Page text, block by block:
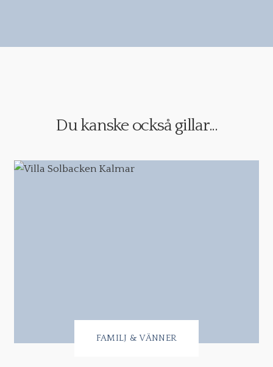
Du kanske också gillar...
FAMILJ & VÄNNER